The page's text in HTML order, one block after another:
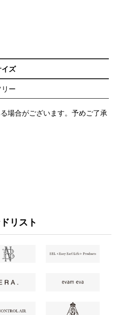
ズ
リー
場合がございます。予めご了承
リスト